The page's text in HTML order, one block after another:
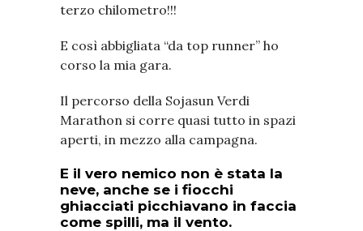
terzo chilometro!!!
E così abbigliata “da top runner” ho
corso la mia gara.
Il percorso della Sojasun Verdi
Marathon si corre quasi tutto in spazi
aperti, in mezzo alla campagna.
E il vero nemico non è stata la
neve, anche se i fiocchi
ghiacciati picchiavano in faccia
come spilli, ma il vento.